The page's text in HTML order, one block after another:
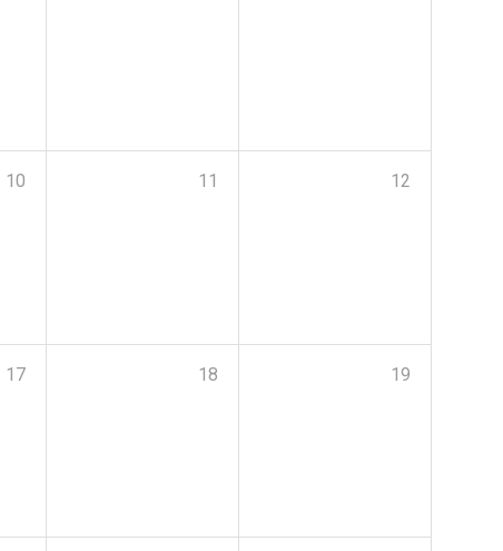
10 11 12
17 18 19